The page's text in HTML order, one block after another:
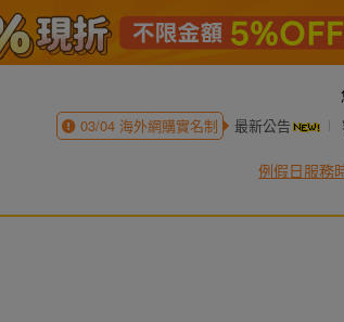
03/04海外網購實名制 最新公告
例假日服務